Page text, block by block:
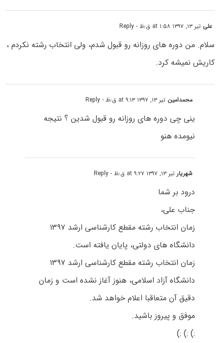
علی تیر ۱۳, ۱۳۹۷ at ۱:۵۸ ق٫ظ - Reply
سلام. من دوره های روزانه رو قبول شدم، ولی انتخاب رشته نکردم ،
کاریش نمیشه کرد.
محمدامین تیر ۱۳, ۱۳۹۷ at ۹:۱۳ ق٫ظ - Reply
ینی چی دوره های روزانه رو قبول شدین ؟ نتیجه
نیومده هنو
شهریارتیر ۱۳, ۱۳۹۷ at ۹:۲۷ ق٫ظ - Reply
درود بر شما
جناب علی،
زمان انتخاب رشته مقطع کارشناسی ارشد ۱۳۹۷
دانشگاه های دولتی، پایان یافته است.
زمان انتخاب رشته مقطع کارشناسی ارشد ۱۳۹۷
دانشگاه آزاد اسلامی، هنوز آغاز نشده است و زمان
دقیق آن متعاقبا اعلام خواهد شد.
موفق و پیروز باشید.
:) :) :)